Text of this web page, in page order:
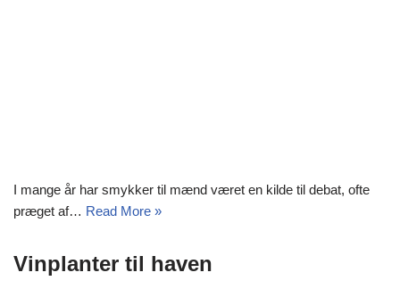
I mange år har smykker til mænd været en kilde til debat, ofte
præget af… Read More »
Vinplanter til haven